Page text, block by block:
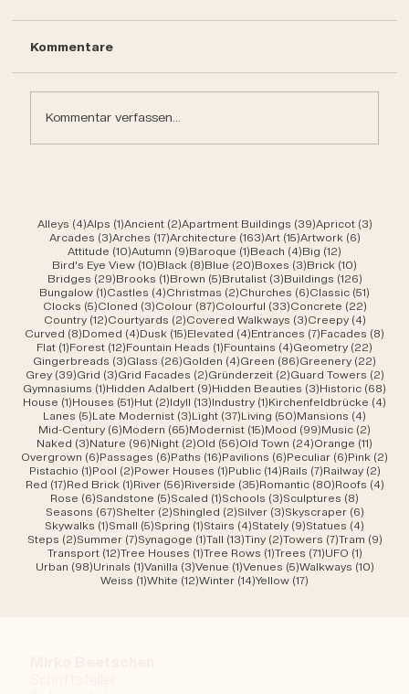
Kommentare
Kommentar verfassen...
Alleys (4)4 Beiträge
Alps (1)1 Beitrag
Ancient (2)2 Beiträge
Apartment Buildings (39)39 Beiträge
Apricot (3)3
Arcades (3)3 Beiträge
Arches (17)17 Beiträge
Architecture (163)163 Beiträge
Art (15)15 Beiträge
Artwork (6)6
Attitude (10)10 Beiträge
Autumn (9)9 Beiträge
Baroque (1)1 Beitrag
Beach (4)4 Beiträge
Big (12)
Bird's Eye View (10)10 Beiträge
Black (8)8 Beiträge
Blue (20)20 Beiträge
Boxes (3)3 Beiträge
Brick (10)
Bridges (29)29 Beiträge
Brooks (1)1 Beitrag
Brown (5)5 Beiträge
Brutalist (3)3 Beiträge
Buildings (126)126
Bungalow (1)1 Beitrag
Castles (4)4 Beiträge
Christmas (2)2 Beiträge
Churches (6)6 Beiträge
Classic (51)
Clocks (5)5 Beiträge
Cloned (3)3 Beiträge
Colour (87)87 Beiträge
Colourful (33)33 Beiträge
Concrete (22)22
Country (12)12 Beiträge
Courtyards (2)2 Beiträge
Covered Walkways (3)3 Beiträge
Creepy (4)4
Curved (8)8 Beiträge
Domed (4)4 Beiträge
Dusk (15)15 Beiträge
Elevated (4)4 Beiträge
Entrances (7)7 Beiträge
Facades (8)
Flat (1)1 Beitrag
Forest (12)12 Beiträge
Fountain Heads (1)1 Beitrag
Fountains (4)4 Beiträge
Geometry (22)
Gingerbreads (3)3 Beiträge
Glass (26)26 Beiträge
Golden (4)4 Beiträge
Green (86)86 Beiträge
Greenery (22)
Grey (39)39 Beiträge
Grid (3)3 Beiträge
Grid Facades (2)2 Beiträge
Gründerzeit (2)2 Beiträge
Guard Towers (2)2
Gymnasiums (1)1 Beitrag
Hidden Adalbert (9)9 Beiträge
Hidden Beauties (3)3 Beiträge
Historic (68)
House (1)1 Beitrag
Houses (51)51 Beiträge
Hut (2)2 Beiträge
Idyll (13)13 Beiträge
Industry (1)1 Beitrag
Kirchenfeldbrücke (4)
Lanes (5)5 Beiträge
Late Modernist (3)3 Beiträge
Light (37)37 Beiträge
Living (50)50 Beiträge
Mansions (4)
Mid-Century (6)6 Beiträge
Modern (65)65 Beiträge
Modernist (15)15 Beiträge
Mood (99)99 Beiträge
Music (2)
Naked (3)3 Beiträge
Nature (96)96 Beiträge
Night (2)2 Beiträge
Old (56)56 Beiträge
Old Town (24)24 Beiträge
Orange (11)
Overgrown (6)6 Beiträge
Passages (6)6 Beiträge
Paths (16)16 Beiträge
Pavilions (6)6 Beiträge
Peculiar (6)6 Beiträge
Pink (2)
Pistachio (1)1 Beitrag
Pool (2)2 Beiträge
Power Houses (1)1 Beitrag
Public (14)14 Beiträge
Rails (7)7 Beiträge
Railway (2)2
Red (17)17 Beiträge
Red Brick (1)1 Beitrag
River (56)56 Beiträge
Riverside (35)35 Beiträge
Romantic (80)80 Beiträge
Roofs (4)4
Rose (6)6 Beiträge
Sandstone (5)5 Beiträge
Scaled (1)1 Beitrag
Schools (3)3 Beiträge
Sculptures (8)
Seasons (67)67 Beiträge
Shelter (2)2 Beiträge
Shingled (2)2 Beiträge
Silver (3)3 Beiträge
Skyscraper (6)6
Skywalks (1)1 Beitrag
Small (5)5 Beiträge
Spring (1)1 Beitrag
Stairs (4)4 Beiträge
Stately (9)9 Beiträge
Statues (4)
Steps (2)2 Beiträge
Summer (7)7 Beiträge
Synagoge (1)1 Beitrag
Tall (13)13 Beiträge
Tiny (2)2 Beiträge
Towers (7)7 Beiträge
Tram (9)9
Transport (12)12 Beiträge
Tree Houses (1)1 Beitrag
Tree Rows (1)1 Beitrag
Trees (71)71 Beiträge
UFO (1)1 Beitrag
Urban (98)98 Beiträge
Urinals (1)1 Beitrag
Vanilla (3)3 Beiträge
Venue (1)1 Beitrag
Venues (5)5 Beiträge
Walkways (10)10
Weiss (1)1 Beitrag
White (12)12 Beiträge
Winter (14)14 Beiträge
Yellow (17)